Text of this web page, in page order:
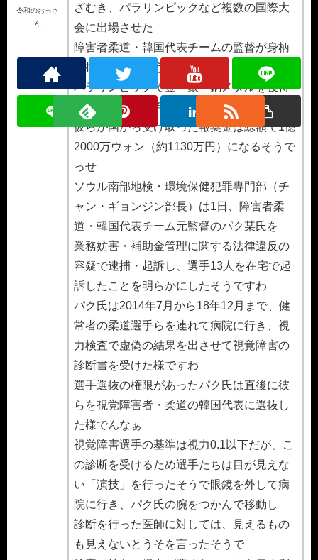
令和のおっさ
ん
ざむき、パラリンピックなど複数の国際大
会に出場させた
障害者柔道・韓国代表チームの監督が身柄
を拘束されたそうですわ。
パラリンピックで金・銀・銅メダルを獲得
した選手らも裁判を受けることになった。
彼らが国から受け取った報奨金は総額で1億
2000万ウォン（約1130万円）になるそうで
っせ
ソウル南部地検・環境保健犯罪専門部（チ
ャン・ギョンジン部長）は1日、障害者柔
道・韓国代表チーム元監督のパク某氏を
業務妨害・補助金管理に関する法律違反の
容疑で逮捕・起訴し、選手13人を在宅で起
訴したことを明らかにしたそうですわ
パク氏は2014年7月から18年12月まで、健
常者の柔道選手らを連れて病院に行き、視
力検査で虚偽の結果を出させて視覚障害の
診断書を受けた様ですわ
選手選抜の権限があったパク氏は直後に彼
らを視覚障害者・柔道の韓国代表に選抜し
た様でんなぁ
視覚障害選手の基準は視力0.1以下だが、こ
の診断を受けるため選手たちは目が見えな
い「演技」を行ったそうで眼鏡を外して病
院に行き、パク氏の腕をつかんで移動し
診断を行った医師に対しては、見えるもの
も見えないとうそを言ったそうで